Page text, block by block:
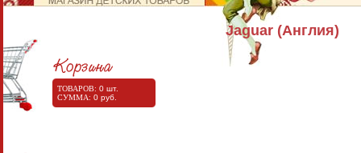
ТОВАРОВ: 0 шт.
СУММА: 0 руб.
Jaguar (Англия)